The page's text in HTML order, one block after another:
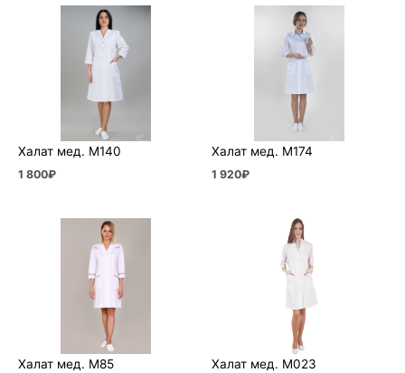
Халат мед. М140
1 800₽
Халат мед. М174
1 920₽
Халат мед. М85 Халат мед. М023